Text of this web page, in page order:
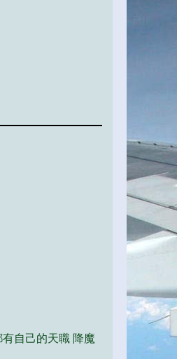
有自己的天職 降魔